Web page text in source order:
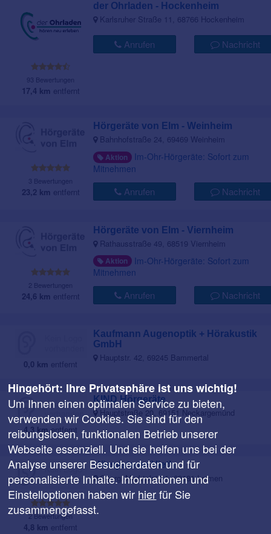
93 Bewertungen
17,4 km entfernt
der Ohrladen - Hockenheim
Karlsruher Straße 11, 68766 Hockenheim
Anrufen Nachricht
3 Bewertungen
23,2 km entfernt
Hörgeräte von Elm - Weinheim
Bahnhofstraße 24, 69469 Weinheim
Aktion Im-Ohr-Hörgeräte: Sofort zum
Mitnehmen
Anrufen Nachricht
2 Bewertungen
24,6 km entfernt
Hörgeräte von Elm - Viernheim
Rathausstraße 49, 68519 Viernheim
Aktion Im-Ohr-Hörgeräte: Sofort zum
Mitnehmen
Anrufen Nachricht
0,0 km entfernt
Kaufmann Augenoptik + Hörakustik
GmbH
Hauptstr. 42, 69245 Bammertal
4,3 kmentfernt
KIND Hörgeräte
Hauptstraße 20, 69151 Neckargemünd
2 Bewertungen
4,8 km entfernt
Hörsysteme Vieth
Georgi-Marktplatz 1, 69181 Leimen
Hingehört: Ihre Privatsphäre ist uns wichtig!
Um Ihnen einen optimalen Service zu bieten,
verwenden wir Cookies. Sie sind für den
reibungslosen, funktionalen Betrieb unserer
Webseite essenziell. Und sie helfen uns bei der
Analyse unserer Besucherdaten und für
personalisierte Inhalte. Informationen und
Einstelloptionen haben wir hierfür Sie
zusammengefasst.